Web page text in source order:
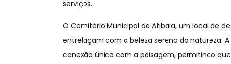
serviços.
O Cemitério Municipal de Atibaia, um local de
entrelaçam com a beleza serena da natureza.
conexão única com a paisagem, permitindo